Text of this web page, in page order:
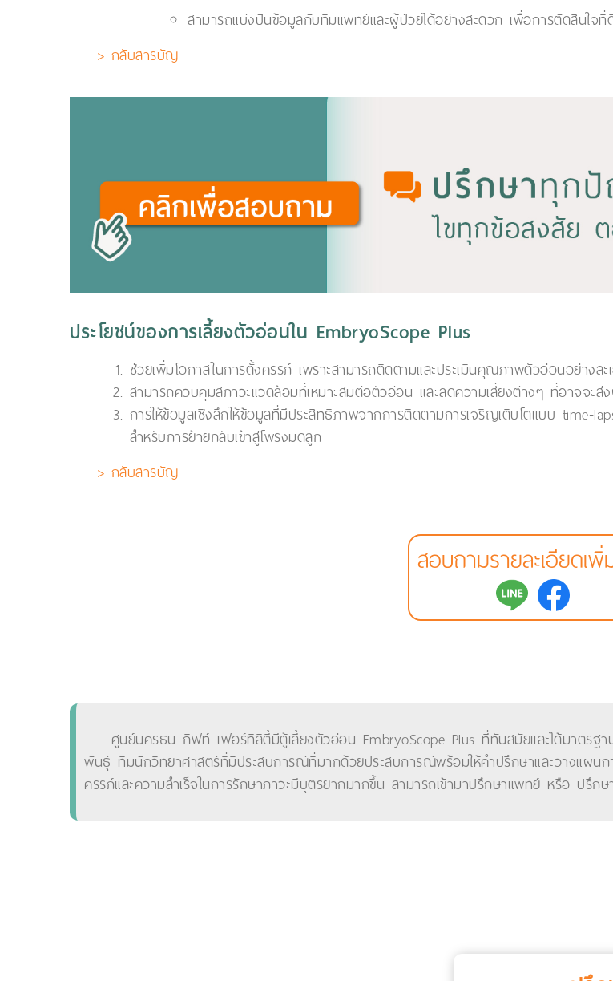
สามารถแบ่งปันข้อมูลกับทีมแพทย์และผู้ป่วยได้อย่างสะดวก เพื่อการตัดสินใจที่
> กลับสารบัญ
ประโยชน์ของการเลี้ยงตัวอ่อนใน EmbryoScope Plus
ช่วยเพิ่มโอกาสในการตั้งครรภ์ เพราะสามารถติดตามและประเมินคุณภาพตัวอ่อนอย่างล
สามารถควบคุมสภาวะแวดล้อมที่เหมาะสมต่อตัวอ่อน และลดความเสี่ยงต่างๆ ที่อาจจ
การให้ข้อมูลเชิงลึกให้ข้อมูลที่มีประสิทธิภาพจากการติดตามการเจริญเติบโตแบบ time-
สำหรับการย้ายกลับเข้าสู่โพรงมดลูก
> กลับสารบัญ
สอบถามรายละเอียดเพิ่
ศูนย์นครธน กิฟท์ เฟอร์ทิลิตี้มีตู้เลี้ยงตัวอ่อน EmbryoScope Plus ที่ทันสมัยและได้มาตรฐ
พันธุ์ ทีมนักวิทยาศาสตร์ที่มีประสบการณ์ที่มากด้วยประสบการณ์พร้อมให้คำปรึกษาและวางแผนก
ครรภ์และความสำเร็จในการรักษาภาวะมีบุตรยากมากขึ้น สามารถเข้ามาปรึกษาแพทย์ หรือ ปรึก